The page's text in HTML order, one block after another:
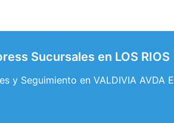
Sucursales en LOS RIOS
y Seguimiento en VALDIVIA AVDA